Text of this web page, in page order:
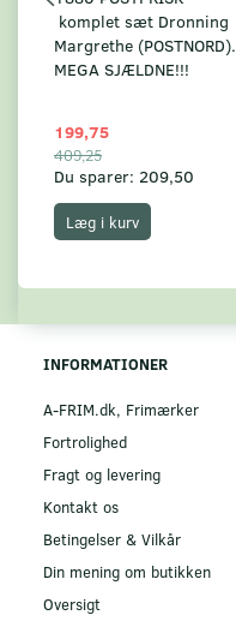
komplet sæt Dronning
Margrethe (POSTNORD).
MEGA SJÆLDNE!!!
199,75
409,25
Du sparer: 209,50
Læg i kurv
INFORMATIONER
A-FRIM.dk, Frimærker
Fortrolighed
Fragt og levering
Kontakt os
Betingelser & Vilkår
Din mening om butikken
Oversigt